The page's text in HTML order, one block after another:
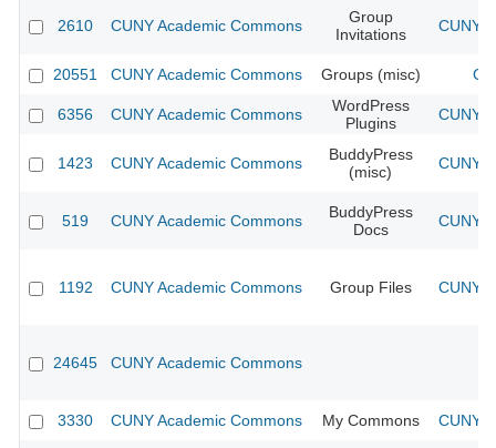
2610 CUNY Academic Commons
Group
Invitations
CUNY
20551 CUNY Academic Commons Groups (misc)
6356 CUNY Academic Commons
WordPress
Plugins
CUNY
1423 CUNY Academic Commons
BuddyPress
(misc)
CUNY
519 CUNY Academic Commons
BuddyPress
Docs
CUNY
1192 CUNY Academic Commons Group Files CUNY
24645 CUNY Academic Commons
3330 CUNY Academic Commons My Commons CUNY